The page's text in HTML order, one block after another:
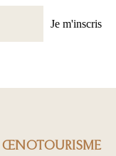
Je m'inscris
ŒNOTOURISME